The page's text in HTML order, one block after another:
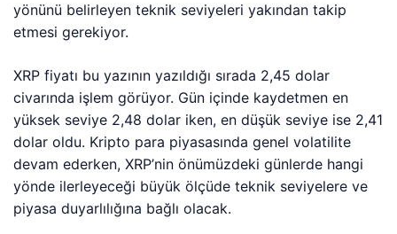
yönünü belirleyen teknik seviyeleri yakından takip
etmesi gerekiyor.
XRP fiyatı bu yazının yazıldığı sırada 2,45 dolar
civarında işlem görüyor. Gün içinde kaydetmen en
yüksek seviye 2,48 dolar iken, en düşük seviye ise 2,41
dolar oldu. Kripto para piyasasında genel volatilite
devam ederken, XRP’nin önümüzdeki günlerde hangi
yönde ilerleyeceği büyük ölçüde teknik seviyelere ve
piyasa duyarlılığına bağlı olacak.